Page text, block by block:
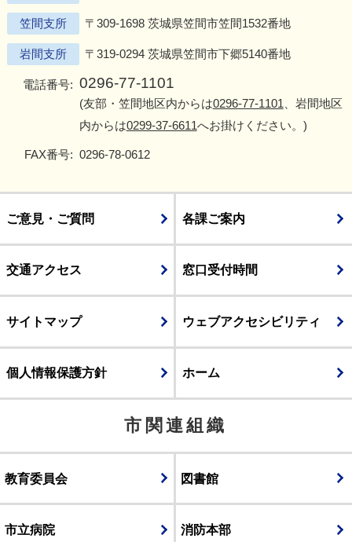
笠間支所 〒309-1698 茨城県笠間市笠間1532番地
岩間支所 〒319-0294 茨城県笠間市下郷5140番地
電話番号: 0296-77-1101
(友部・笠間地区内からは0296-77-1101 、岩間地区
内からは0299-37-6611へお掛けください。)
FAX番号: 0296-78-0612
ご意見・ご質問 各課ご案内
交通アクセス 窓口受付時間
サイトマップ ウェブアクセシビリティ
個人情報保護方針 ホーム
市関連組織
教育委員会 図書館
市立病院 消防本部